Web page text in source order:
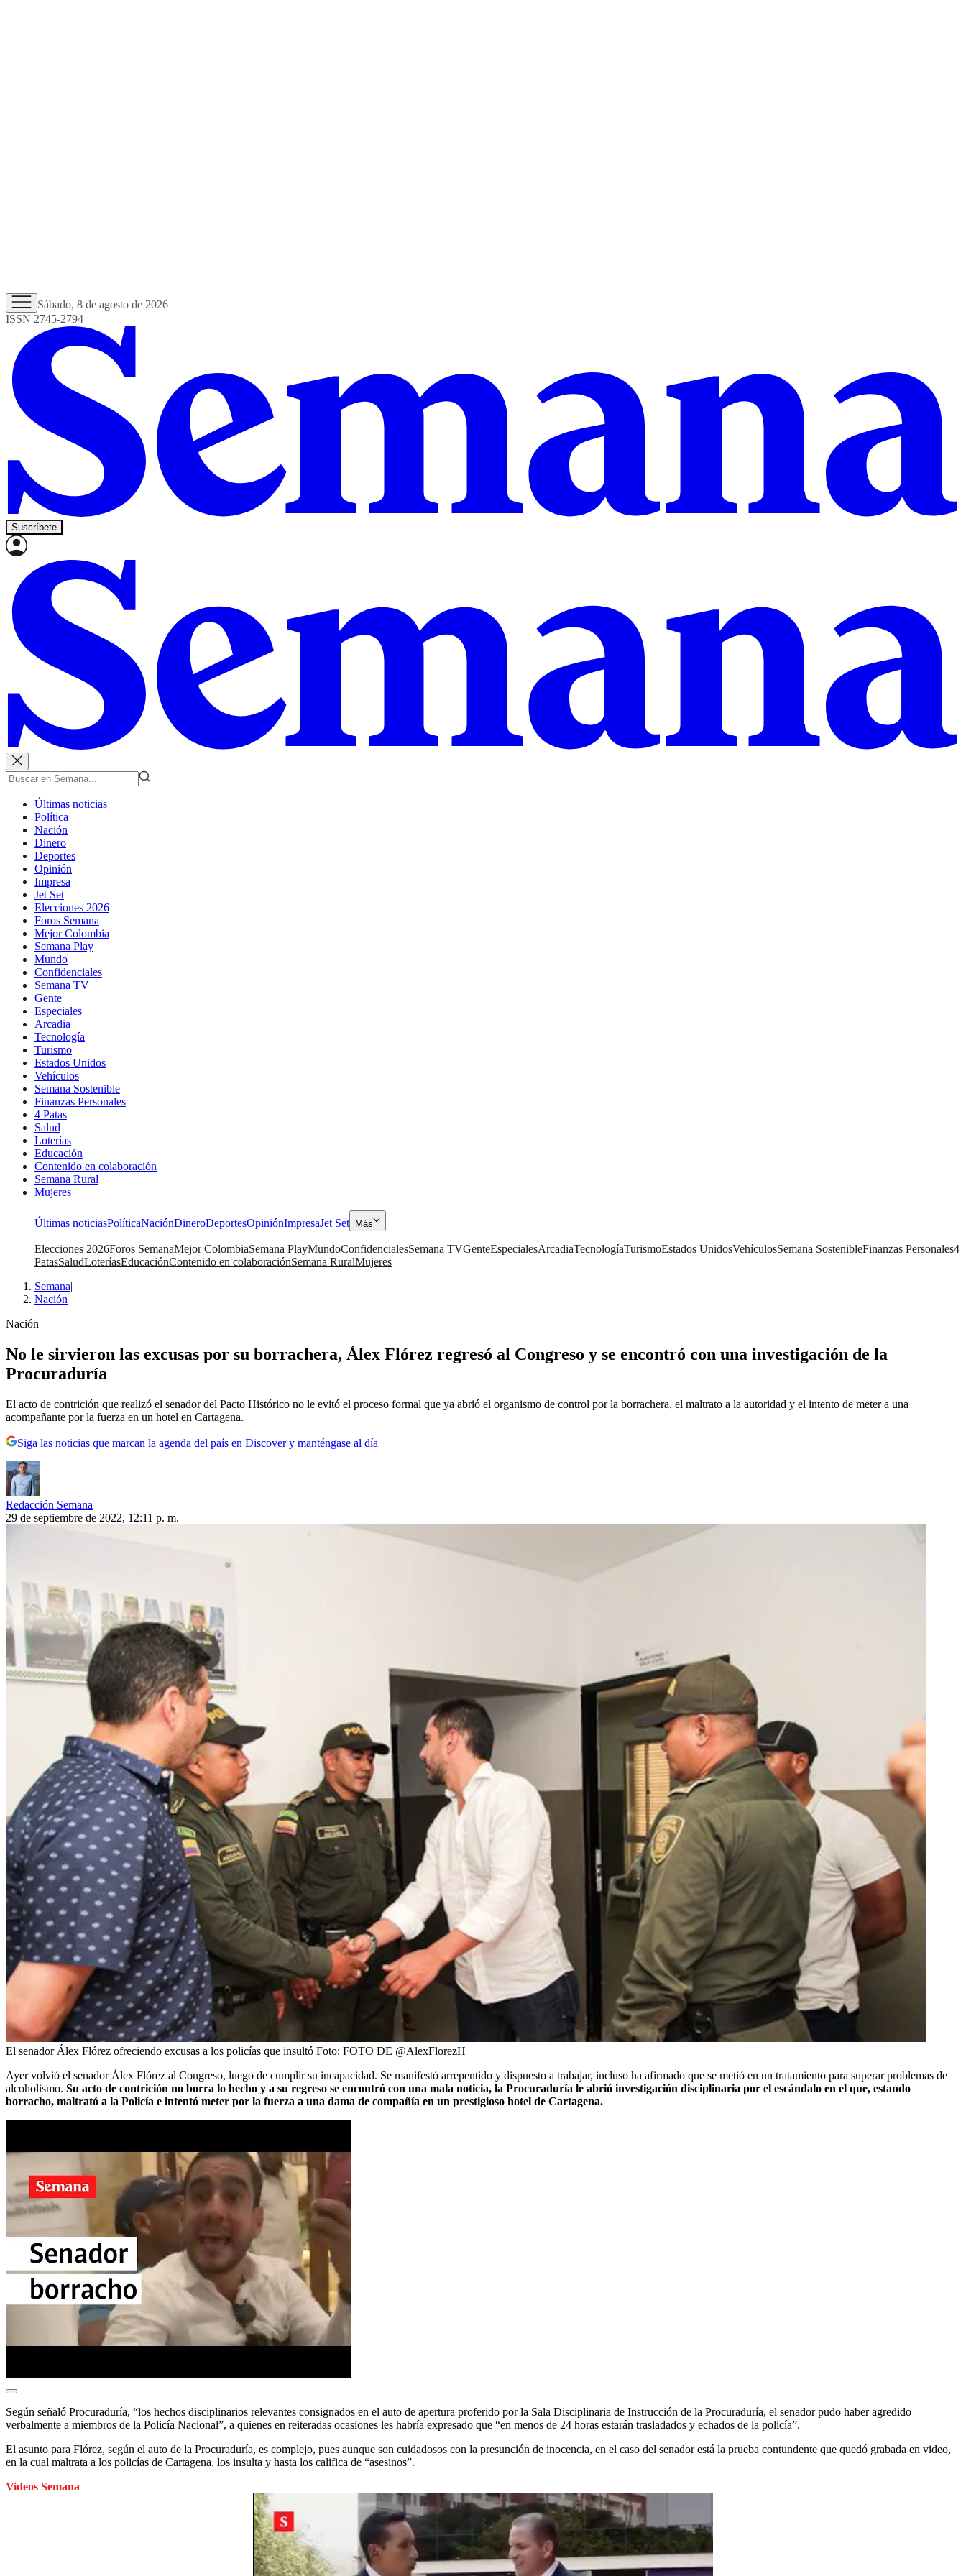
Sábado, 8 de agosto de 2026
ISSN 2745-2794
Suscríbete
Últimas noticias
Política
Nación
Dinero
Deportes
Opinión
Impresa
Jet Set
Elecciones 2026
Foros Semana
Mejor Colombia
Semana Play
Mundo
Confidenciales
Semana TV
Gente
Especiales
Arcadia
Tecnología
Turismo
Estados Unidos
Vehículos
Semana Sostenible
Finanzas Personales
4 Patas
Salud
Loterías
Educación
Contenido en colaboración
Semana Rural
Mujeres
Últimas noticiasPolíticaNaciónDineroDeportesOpiniónImpresaJet Set Más
Elecciones 2026Foros SemanaMejor ColombiaSemana PlayMundoConfidencialesSemana TVGenteEspecialesArcadiaTecnologíaTurismoEstados UnidosVehículosSemana SostenibleFinanzas Personales4
PatasSaludLoteríasEducaciónContenido en colaboraciónSemana RuralMujeres
Semana|
Nación
Nación
No le sirvieron las excusas por su borrachera, Álex Flórez regresó al Congreso y se encontró con una investigación de la
Procuraduría
El acto de contrición que realizó el senador del Pacto Histórico no le evitó el proceso formal que ya abrió el organismo de control por la borrachera, el maltrato a la autoridad y el intento de meter a una
acompañante por la fuerza en un hotel en Cartagena.
Siga las noticias que marcan la agenda del país en Discover y manténgase al día
Redacción Semana
29 de septiembre de 2022, 12:11 p. m.
El senador Álex Flórez ofreciendo excusas a los policías que insultó Foto: FOTO DE @AlexFlorezH
Ayer volvió el senador Álex Flórez al Congreso, luego de cumplir su incapacidad. Se manifestó arrepentido y dispuesto a trabajar, incluso ha afirmado que se metió en un tratamiento para superar problemas de
alcoholismo. Su acto de contrición no borra lo hecho y a su regreso se encontró con una mala noticia, la Procuraduría le abrió investigación disciplinaria por el escándalo en el que, estando
borracho, maltrató a la Policía e intentó meter por la fuerza a una dama de compañía en un prestigioso hotel de Cartagena.
Según señaló Procuraduría, “los hechos disciplinarios relevantes consignados en el auto de apertura proferido por la Sala Disciplinaria de Instrucción de la Procuraduría, el senador pudo haber agredido
verbalmente a miembros de la Policía Nacional”, a quienes en reiteradas ocasiones les habría expresado que “en menos de 24 horas estarán trasladados y echados de la policía”.
El asunto para Flórez, según el auto de la Procuraduría, es complejo, pues aunque son cuidadosos con la presunción de inocencia, en el caso del senador está la prueba contundente que quedó grabada en video,
en la cual maltrata a los policías de Cartagena, los insulta y hasta los califica de “asesinos”.
Videos Semana